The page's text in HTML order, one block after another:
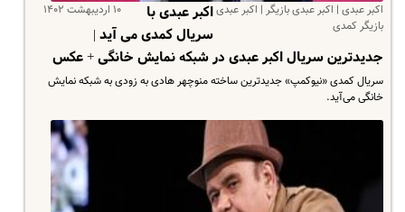
اکبر عبدی | اکبر عبدی بازیگر | اکبر عبدی
بازیگر کمدی
۱۰ اردیبهشت ۱۴۰۲
اکبر عبدی با
سریال کمدی می آید |
جدیدترین سریال اکبر عبدی در شبکه نمایش خانگی + عکس
سریال کمدی «نیوکمپ» جدیدترین ساخته منوچهر هادی به‌ زودی به شبکه نمایش
خانگی می‌آید.